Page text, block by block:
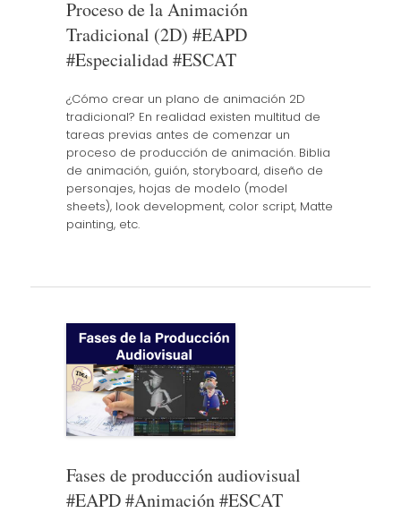
Proceso de la Animación
Tradicional (2D) #EAPD
#Especialidad #ESCAT
¿Cómo crear un plano de animación 2D
tradicional? En realidad existen multitud de
tareas previas antes de comenzar un
proceso de producción de animación. Biblia
de animación, guión, storyboard, diseño de
personajes, hojas de modelo (model
sheets), look development, color script, Matte
painting, etc.
Fases de producción audiovisual
#EAPD #Animación #ESCAT